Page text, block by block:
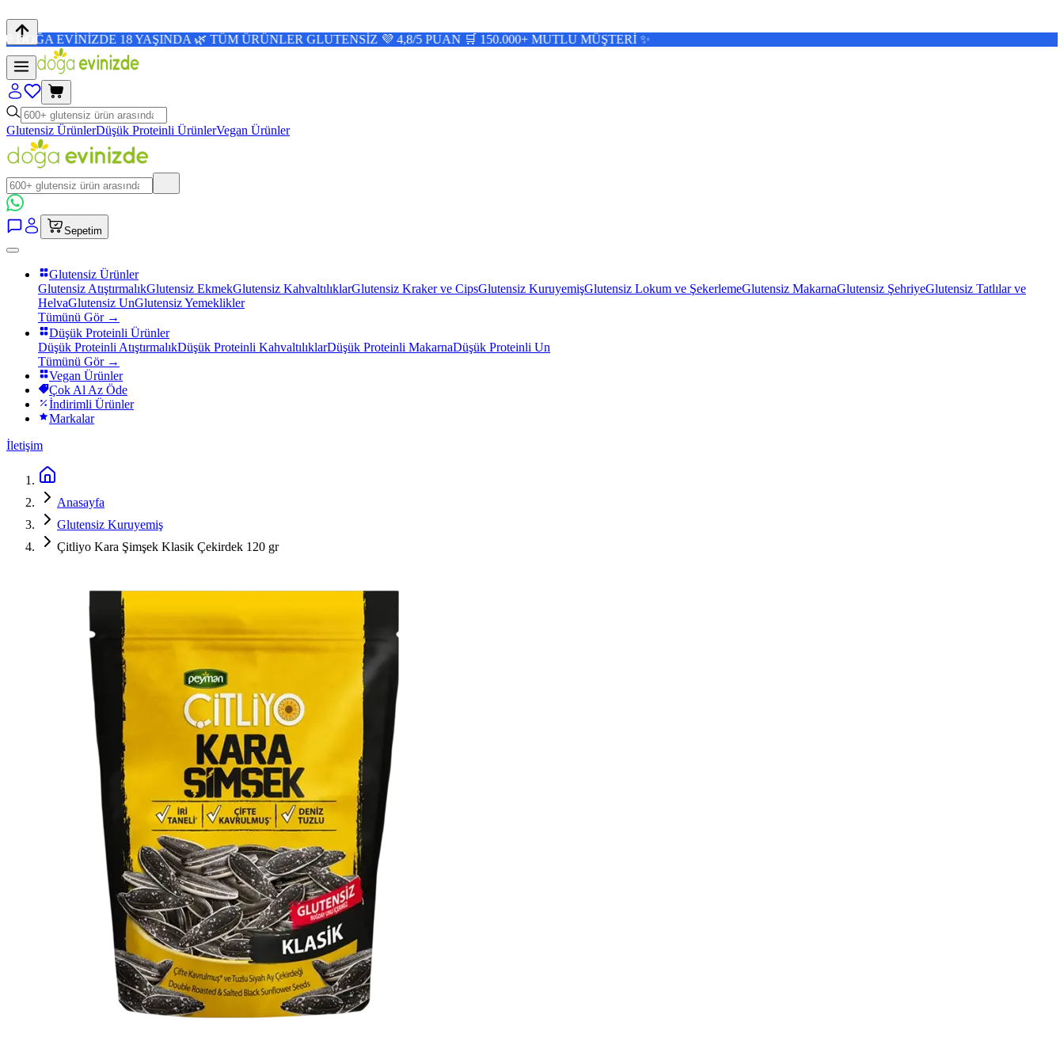
18 YAŞINDA 🌿 TÜM ÜRÜNLER GLUTENSİZ 💜 4,8/5 PUAN 🛒 150.000+ MUTLU MÜŞTERİ ✨
Glutensiz ÜrünlerDüşük Proteinli ÜrünlerVegan Ürünler
Sepetim
Glutensiz Ürünler
Glutensiz AtıştırmalıkGlutensiz EkmekGlutensiz KahvaltılıklarGlutensiz Kraker ve CipsGlutensiz KuruyemişGlutensiz Lokum ve ŞekerlemeGlutensiz MakarnaGlutensiz ŞehriyeGlutensiz Tatlılar ve
HelvaGlutensiz UnGlutensiz Yemeklikler
Tümünü Gör →
Düşük Proteinli Ürünler
Düşük Proteinli AtıştırmalıkDüşük Proteinli KahvaltılıklarDüşük Proteinli MakarnaDüşük Proteinli Un
Tümünü Gör →
Vegan Ürünler
Çok Al Az Öde
İndirimli Ürünler
Markalar
İletişim
Anasayfa
Glutensiz Kuruyemiş
Çitliyo Kara Şimşek Klasik Çekirdek 120 gr